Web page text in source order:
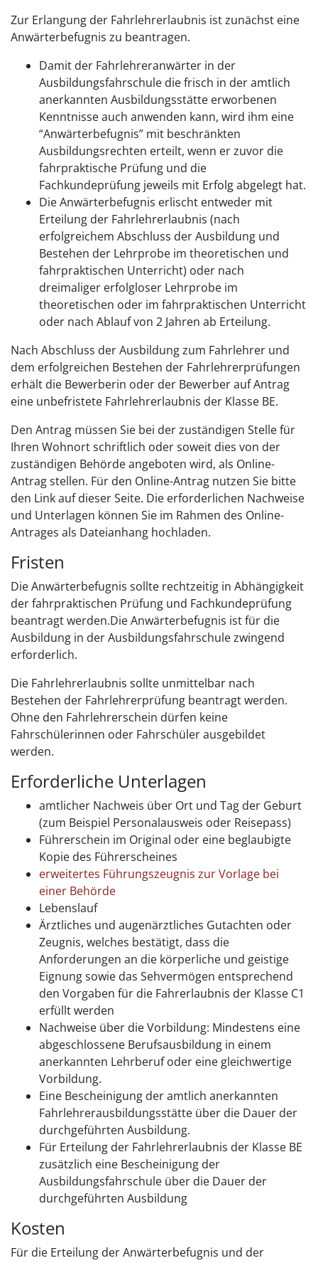
Zur Erlangung der Fahrlehrerlaubnis ist zunächst eine
Anwärterbefugnis zu beantragen.
Damit der Fahrlehreranwärter in der
Ausbildungsfahrschule die frisch in der amtlich
anerkannten Ausbildungsstätte erworbenen
Kenntnisse auch anwenden kann, wird ihm eine
“Anwärterbefugnis” mit beschränkten
Ausbildungsrechten erteilt, wenn er zuvor die
fahrpraktische Prüfung und die
Fachkundeprüfung jeweils mit Erfolg abgelegt hat.
Die Anwärterbefugnis erlischt entweder mit
Erteilung der Fahrlehrerlaubnis (nach
erfolgreichem Abschluss der Ausbildung und
Bestehen der Lehrprobe im theoretischen und
fahrpraktischen Unterricht) oder nach
dreimaliger erfolgloser Lehrprobe im
theoretischen oder im fahrpraktischen Unterricht
oder nach Ablauf von 2 Jahren ab Erteilung.
Nach Abschluss der Ausbildung zum Fahrlehrer und
dem erfolgreichen Bestehen der Fahrlehrerprüfungen
erhält die Bewerberin oder der Bewerber auf Antrag
eine unbefristete Fahrlehrerlaubnis der Klasse BE.
Den Antrag müssen Sie bei der zuständigen Stelle für
Ihren Wohnort schriftlich oder soweit dies von der
zuständigen Behörde angeboten wird, als Online-
Antrag stellen. Für den Online-Antrag nutzen Sie bitte
den Link auf dieser Seite. Die erforderlichen Nachweise
und Unterlagen können Sie im Rahmen des Online-
Antrages als Dateianhang hochladen.
Fristen
Die Anwärterbefugnis sollte rechtzeitig in Abhängigkeit
der fahrpraktischen Prüfung und Fachkundeprüfung
beantragt werden.Die Anwärterbefugnis ist für die
Ausbildung in der Ausbildungsfahrschule zwingend
erforderlich.
Die Fahrlehrerlaubnis sollte unmittelbar nach
Bestehen der Fahrlehrerprüfung beantragt werden.
Ohne den Fahrlehrerschein dürfen keine
Fahrschülerinnen oder Fahrschüler ausgebildet
werden.
Erforderliche Unterlagen
amtlicher Nachweis über Ort und Tag der Geburt
(zum Beispiel Personalausweis oder Reisepass)
Führerschein im Original oder eine beglaubigte
Kopie des Führerscheines
erweitertes Führungszeugnis zur Vorlage bei
einer Behörde
Lebenslauf
Ärztliches und augenärztliches Gutachten oder
Zeugnis, welches bestätigt, dass die
Anforderungen an die körperliche und geistige
Eignung sowie das Sehvermögen entsprechend
den Vorgaben für die Fahrerlaubnis der Klasse C1
erfüllt werden
Nachweise über die Vorbildung: Mindestens eine
abgeschlossene Berufsausbildung in einem
anerkannten Lehrberuf oder eine gleichwertige
Vorbildung.
Eine Bescheinigung der amtlich anerkannten
Fahrlehrerausbildungsstätte über die Dauer der
durchgeführten Ausbildung.
Für Erteilung der Fahrlehrerlaubnis der Klasse BE
zusätzlich eine Bescheinigung der
Ausbildungsfahrschule über die Dauer der
durchgeführten Ausbildung
Kosten
Für die Erteilung der Anwärterbefugnis und der